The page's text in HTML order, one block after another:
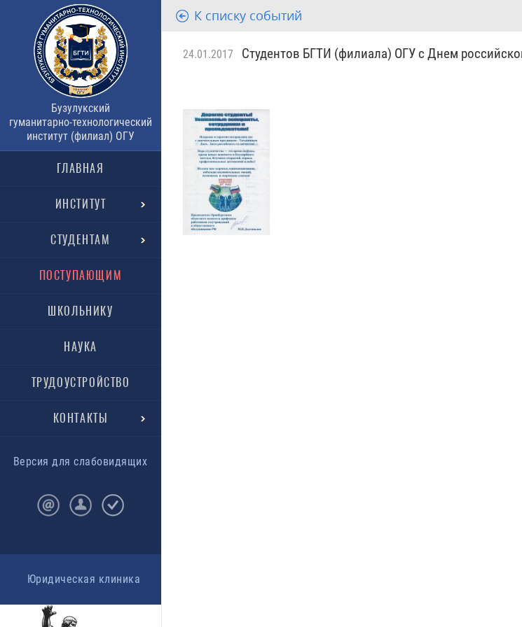
Бузулукский
гуманитарно-технологический
институт (филиал) ОГУ
ГЛАВНАЯ
ИНСТИТУТ
СТУДЕНТАМ
ПОСТУПАЮЩИМ
ШКОЛЬНИКУ
НАУКА
ТРУДОУСТРОЙСТВО
КОНТАКТЫ
Версия для слабовидящих
Юридическая клиника
К списку событий
24.01.2017 Студентов БГТИ (филиала) ОГУ с Днем